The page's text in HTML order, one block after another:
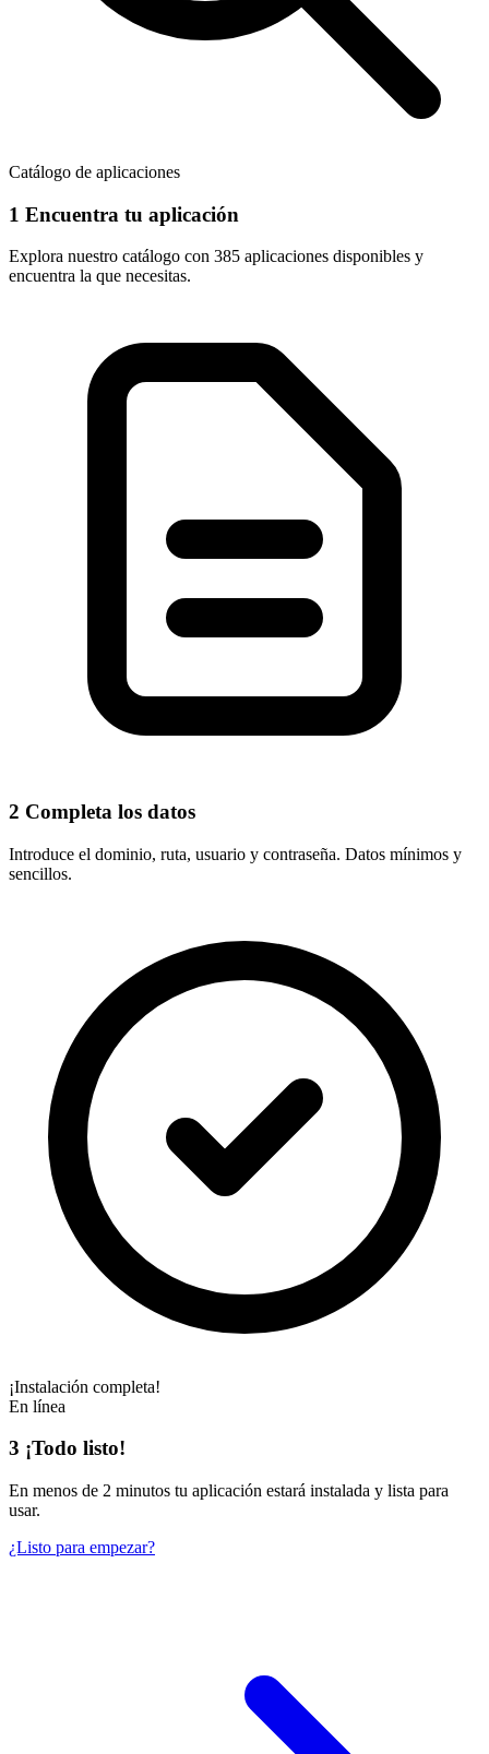
Catálogo de aplicaciones
1 Encuentra tu aplicación
Explora nuestro catálogo con 385 aplicaciones disponibles y
encuentra la que necesitas.
2 Completa los datos
Introduce el dominio, ruta, usuario y contraseña. Datos mínimos y
sencillos.
¡Instalación completa!
En línea
3 ¡Todo listo!
En menos de 2 minutos tu aplicación estará instalada y lista para
usar.
¿Listo para empezar?